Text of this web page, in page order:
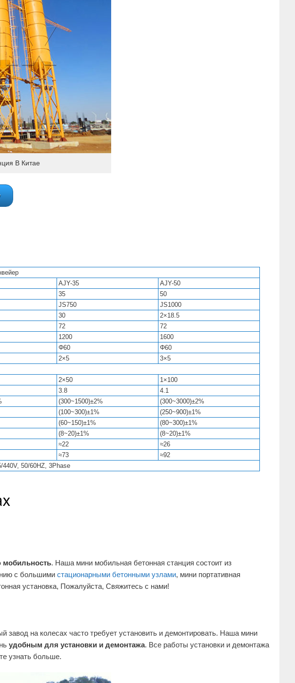
В Китае
AJY-35
AJY-50
35
50
JS750
JS1000
30
2×18.5
72
72
1200
1600
Φ60
Φ60
2×5
3×5
2×50
1×100
3.8
4.1
(300~1500)±2%
(300~3000)±2%
(100~300)±1%
(250~900)±1%
(60~150)±1%
(80~300)±1%
(8~20)±1%
(8~20)±1%
≈22
≈26
≈73
≈92
440V, 50/60HZ, 3Phase
. Наша мини мобильная бетонная станция состоит из
с большими стационарными бетонными узлами, мини портативная
установка, Пожалуйста, Свяжитесь с нами!
завод на колесах часто требует установить и демонтировать. Наша мини
удобным для установки и демонтажа. Все работы установки и демонтажа
узнать больше.